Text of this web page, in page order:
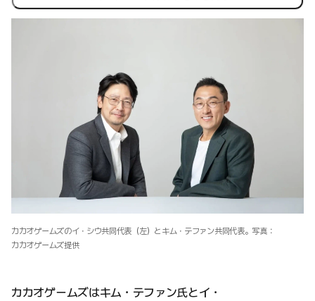
カカオゲームズのイ・シウ共同代表（左）とキム・テファン共同代表。写真：
カカオゲームズ提供
カカオゲームズはキム・テファン氏とイ・